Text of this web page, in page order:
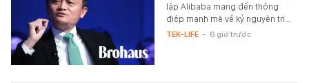
lập Alibaba mang đến thông
điệp mạnh mẽ về kỷ nguyên trí…
TEK-LIFE - 6 giờ trước